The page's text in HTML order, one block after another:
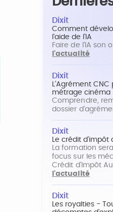
Dixit
Comment
l'aide de l'IA
Faire de l'IA son
l'actualité
Dixit
L'Agrément
métrage cinéma
Comprendre,
dossier
Dixit
Le crédit d'impôt
La formation
focus sur les
Crédit d'Impôt
l'actualité
Dixit
Les royalties -